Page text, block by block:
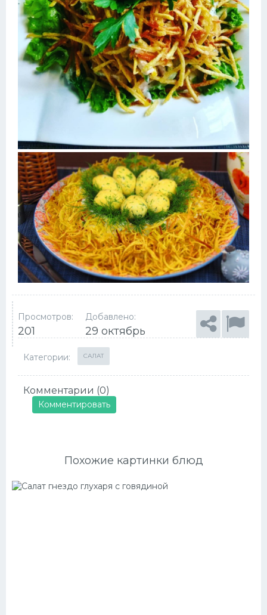
Просмотров:
201
Добавлено:
29 октябрь
Категории: САЛАТ
Комментарии (0)
Комментировать
Похожие картинки блюд